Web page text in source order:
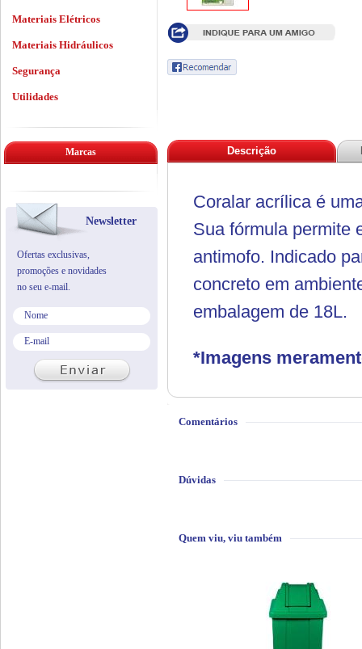
Descrição
Coralar acrílica é
Sua fórmula permite
antimofo. Indicado
concreto em
embalagem de 18L.
*Imagens
Comentários
Dúvidas
Quem viu, viu também
Materiais Elétricos
Materiais Hidráulicos
Segurança
Utilidades
Marcas
Newsletter
Ofertas exclusivas,
promoções e novidades
no seu e-mail.